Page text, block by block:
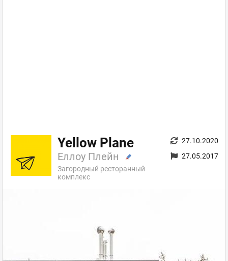
Yellow Plane
Еллоу Плейн
Загородный ресторанный
комплекс
27.10.2020
27.05.2017